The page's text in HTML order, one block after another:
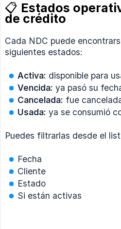
📋 Estados
de crédito
Cada NDC puede
siguientes estados:
Activa: disponible para
Vencida: ya pasó su
Cancelada: fue
Usada: ya se consumió
Puedes filtrarlas desde el
Fecha
Cliente
Estado
Si están activas